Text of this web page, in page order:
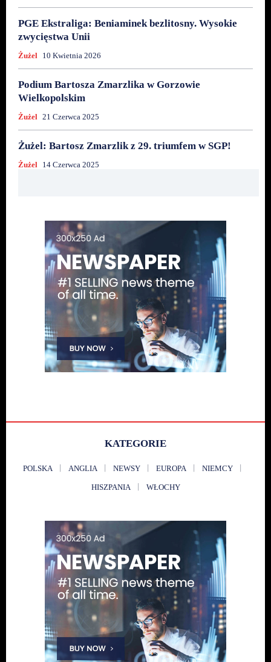
PGE Ekstraliga: Beniaminek bezlitosny. Wysokie
zwycięstwa Unii
Żużel 10 Kwietnia 2026
Podium Bartosza Zmarzlika w Gorzowie
Wielkopolskim
Żużel 21 Czerwca 2025
Żużel: Bartosz Zmarzlik z 29. triumfem w SGP!
Żużel 14 Czerwca 2025
KATEGORIE
POLSKA ANGLIA NEWSY EUROPA NIEMCY
HISZPANIA WŁOCHY